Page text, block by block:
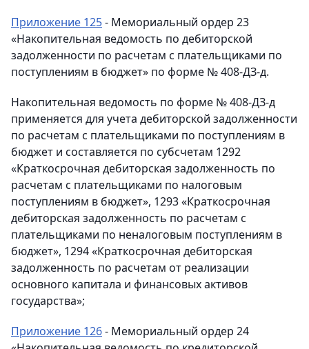
Приложение 125- Мемориальный ордер 23
«Накопительная ведомость по дебиторской
задолженности по расчетам с плательщиками по
поступлениям в бюджет» по форме № 408-ДЗ-д.
Накопительная ведомость по форме № 408-ДЗ-д
применяется для учета дебиторской задолженности
по расчетам с плательщиками по поступлениям в
бюджет и составляется по субсчетам 1292
«Краткосрочная дебиторская задолженность по
расчетам с плательщиками по налоговым
поступлениям в бюджет», 1293 «Краткосрочная
дебиторская задолженность по расчетам с
плательщиками по неналоговым поступлениям в
бюджет», 1294 «Краткосрочная дебиторская
задолженность по расчетам от реализации
основного капитала и финансовых активов
государства»;
Приложение 126- Мемориальный ордер 24